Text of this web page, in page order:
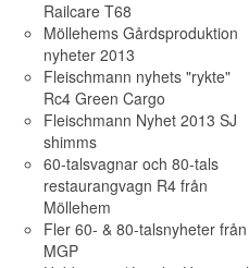
Railcare T68
Möllehems Gårdsproduktion
nyheter 2013
Fleischmann nyhets "rykte"
Rc4 Green Cargo
Fleischmann Nyhet 2013 SJ
shimms
60-talsvagnar och 80-tals
restaurangvagn R4 från
Möllehem
Fler 60- & 80-talsnyheter från
MGP